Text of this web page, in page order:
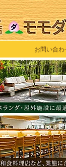
お問い合わ